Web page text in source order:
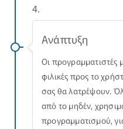
4.
Ανάπτυξη
Οι προγραμματιστές
φιλικές προς το
σας θα λατρέψουν.
από το μηδέν,
προγραμματισμού,